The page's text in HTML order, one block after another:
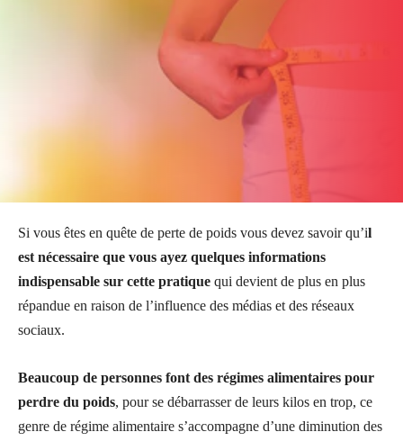
Si vous êtes en quête de perte de poids vous devez savoir qu’il
est nécessaire que vous ayez quelques informations
indispensable sur cette pratique qui devient de plus en plus
répandue en raison de l’influence des médias et des réseaux
sociaux.
Beaucoup de personnes font des régimes alimentaires pour
perdre du poids, pour se débarrasser de leurs kilos en trop, ce
genre de régime alimentaire s’accompagne d’une diminution des